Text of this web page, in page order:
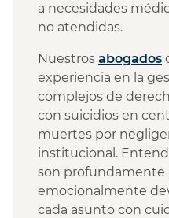
a necesidades
no atendidas.
Nuestros abogados
experiencia en la
complejos de
con suicidios en
muertes por
institucional.
son profundamente
emocionalmente
cada asunto con